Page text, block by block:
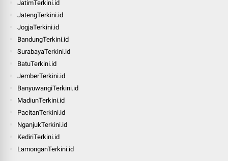
JatimTerkini.id
JatengTerkini.id
JogjaTerkini.id
BandungTerkini.id
SurabayaTerkini.id
BatuTerkini.id
JemberTerkini.id
BanyuwangiTerkini.id
MadiunTerkini.id
PacitanTerkini.id
NganjukTerkini.id
KediriTerkini.id
LamonganTerkini.id